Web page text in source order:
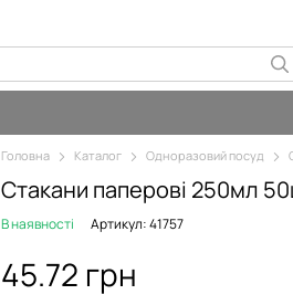
Головна Каталог Одноразовий посуд
Стакани паперові 250мл
В наявності Артикул: 41757
45.72 грн